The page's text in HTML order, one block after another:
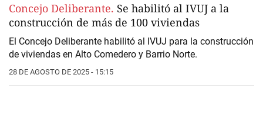
Concejo Deliberante. Se habilitó al IVUJ a la
construcción de más de 100 viviendas
El Concejo Deliberante habilitó al IVUJ para la construcción
de viviendas en Alto Comedero y Barrio Norte.
28 DE AGOSTO DE 2025 - 15:15